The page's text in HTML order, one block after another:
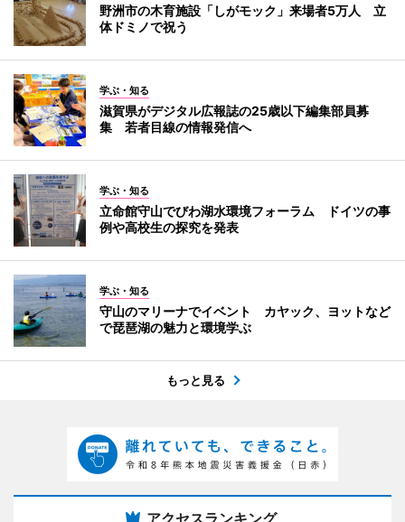
野洲市の木育施設「しがモック」来場者5万人 立
体ドミノで祝う
学ぶ・知る
滋賀県がデジタル広報誌の25歳以下編集部員募
集 若者目線の情報発信へ
学ぶ・知る
立命館守山でびわ湖水環境フォーラム ドイツの事
例や高校生の探究を発表
学ぶ・知る
守山のマリーナでイベント カヤック、ヨットなど
で琵琶湖の魅力と環境学ぶ
もっと見る